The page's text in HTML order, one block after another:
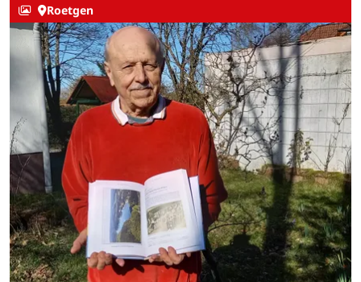
Roetgen